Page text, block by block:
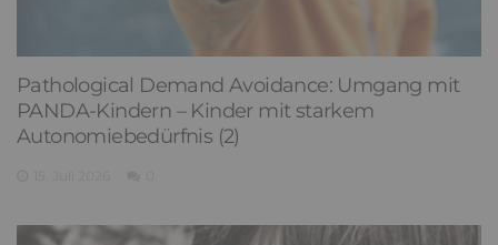
Pathological Demand Avoidance: Umgang mit
PANDA-Kindern – Kinder mit starkem
Autonomiebedürfnis (2)